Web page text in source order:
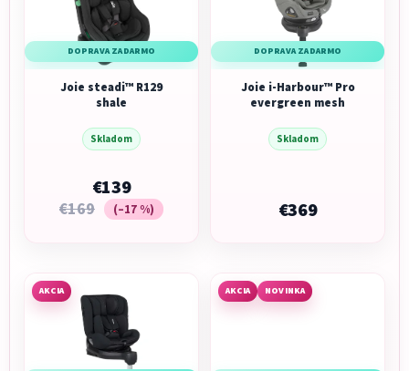
DOPRAVA ZADARMO
Joie steadi™ R129
shale
Skladom
€139
€169 (–17 %)
DOPRAVA ZADARMO
Joie i-Harbour™ Pro
evergreen mesh
Skladom
€369
AKCIA AKCIA NOVINKA